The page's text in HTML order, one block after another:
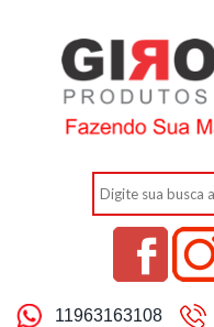
11963163108